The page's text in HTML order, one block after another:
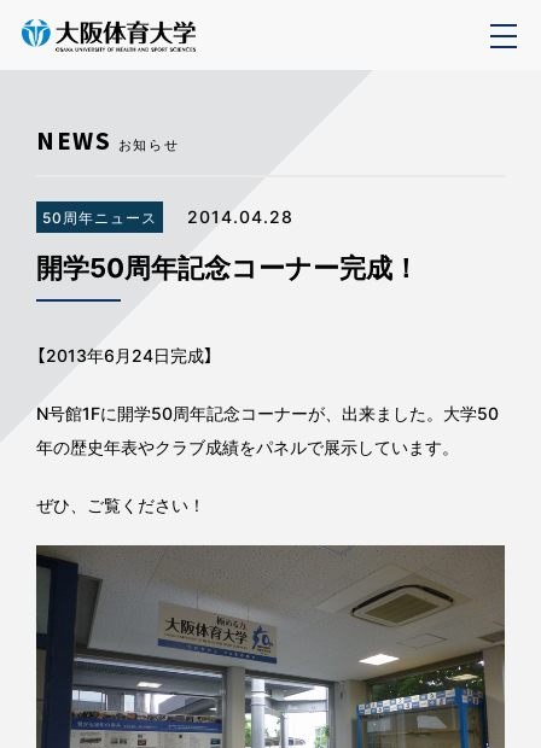
NEWS お知らせ
50周年ニュース 2014.04.28
開学50周年記念コーナー完成！
【2013年6月24日完成】
N号館1Fに開学50周年記念コーナーが、出来ました。大学50
年の歴史年表やクラブ成績をパネルで展示しています。
ぜひ、ご覧ください！